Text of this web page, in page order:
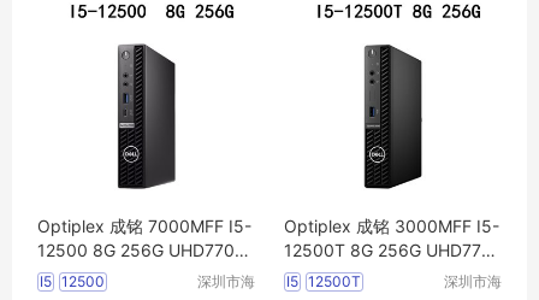
Optiplex 成铭 7000MFF I5-
12500 8G 256G UHD770-3
2 WiFi6电脑
I5 12500
深圳市海
Optiplex 成铭 3000MFF I5-
12500T 8G 256G UHD770-
32 WiFi6电脑
I5 12500T
深圳市海